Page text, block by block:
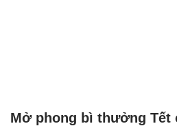
Mở phong bì thưởng Tết